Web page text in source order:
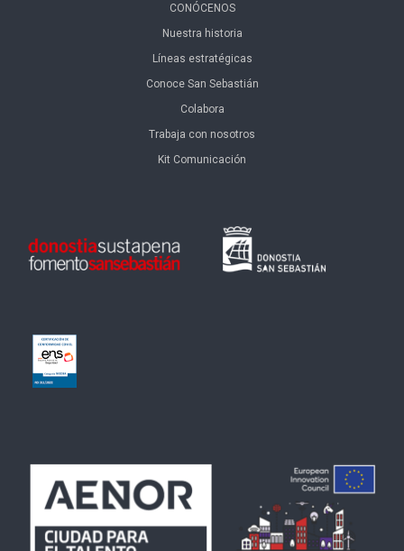
CONÓCENOS
Nuestra historia
Líneas estratégicas
Conoce San Sebastián
Colabora
Trabaja con nosotros
Kit Comunicación